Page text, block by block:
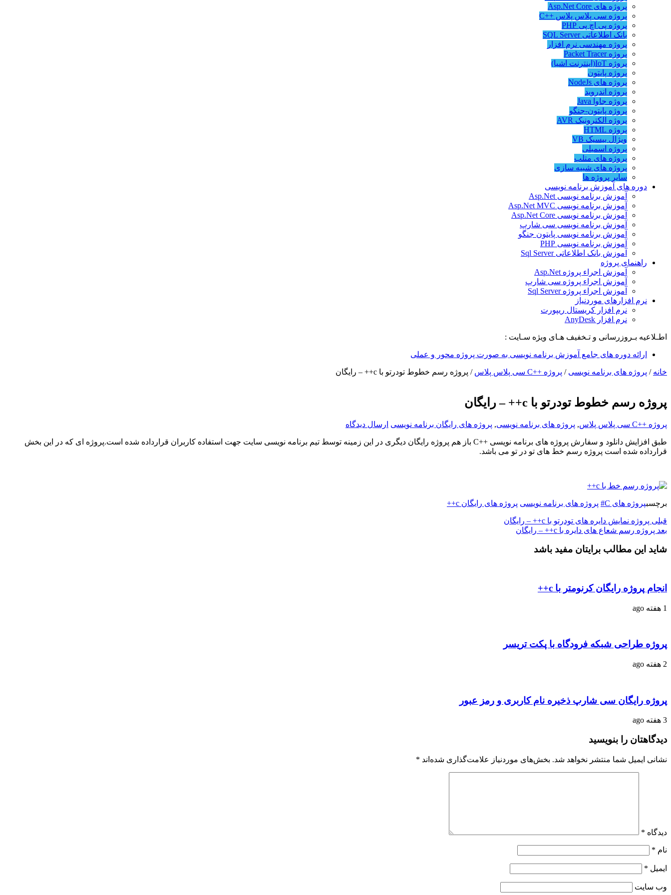
پروژه های Asp.Net Core
پروژه سی پلاس پلاس ++C
پروژه پی اچ پی PHP
بانک اطلاعاتی SQL Server
پروژه مهندسی نرم افزار
پروژه Packet Tracer
پروژه IoT(اینترنت اشیا)
پروژه پایتون
پروژه های NodeJs
پروژه اندروید
پروژه جاوا Java
پروژه پایتون-جنگو
پروژه الکترونیک AVR
پروژه HTML
ویژال بیسیک VB
پروژه اسمبلی
پروژه های متلب
پروژه های شبیه سازی
سایر پروژه ها
دوره های آموزش برنامه نویسی
آموزش برنامه نویسی Asp.Net
آموزش برنامه نویسی Asp.Net MVC
آموزش برنامه نویسی Asp.Net Core
آموزش برنامه نویسی سی شارپ
آموزش برنامه نویسی پایتون جنگو
آموزش برنامه نویسی PHP
آموزش بانک اطلاعاتی Sql Server
راهنمای پروژه
آموزش اجراء پروژه Asp.Net
آموزش اجراء پروژه سی شارپ
آموزش اجراء پروژه Sql Server
نرم افزارهای موردنیاز
نرم افزار کریستال ریپورت
نرم افزار AnyDesk
اطـلاعیه بـروزرسانی و تـخفیف هـای ویژه سـایت :
ارائه دوره های جامع آموزش برنامه نویسی به صورت پروژه محور و عملی
خانه / پروژه های برنامه نویسی / پروژه ++C سی پلاس پلاس / پروژه رسم خطوط تودرتو با c++ – رایگان
پروژه رسم خطوط تودرتو با c++ – رایگان
پروژه ++C سی پلاس پلاس , پروژه های برنامه نویسی, پروژه های رایگان برنامه نویسی ارسال دیدگاه
طبق افزایش دانلود و سفارش پروژه های برنامه نویسی C++ باز هم پروژه رایگان دیگری در این زمینه توسط تیم برنامه نویسی سایت جهت استفاده کاربران قرارداده شده است.پروژه ای که در این بخش
قرارداده شده است پروژه رسم خط های تو در تو می باشد.
برچسبپروژه های C# پروژه های برنامه نویسی پروژه های رایگان c++
قبلی پروژه نمایش دایره های تودرتو با c++ – رایگان
بعد پروژه رسم شعاع های دایره با c++ – رایگان
شاید این مطالب برایتان مفید باشد
انجام پروژه رایگان کرنومتر با c++
1 هفته ago
پروژه طراحی شبکه فرودگاه با پکت تریسر
2 هفته ago
پروژه رایگان سی شارپ ذخیره نام کاربری و رمز عبور
3 هفته ago
دیدگاهتان را بنویسید
نشانی ایمیل شما منتشر نخواهد شد. بخش‌های موردنیاز علامت‌گذاری شده‌اند *
دیدگاه *
نام *
ایمیل *
وب‌ سایت